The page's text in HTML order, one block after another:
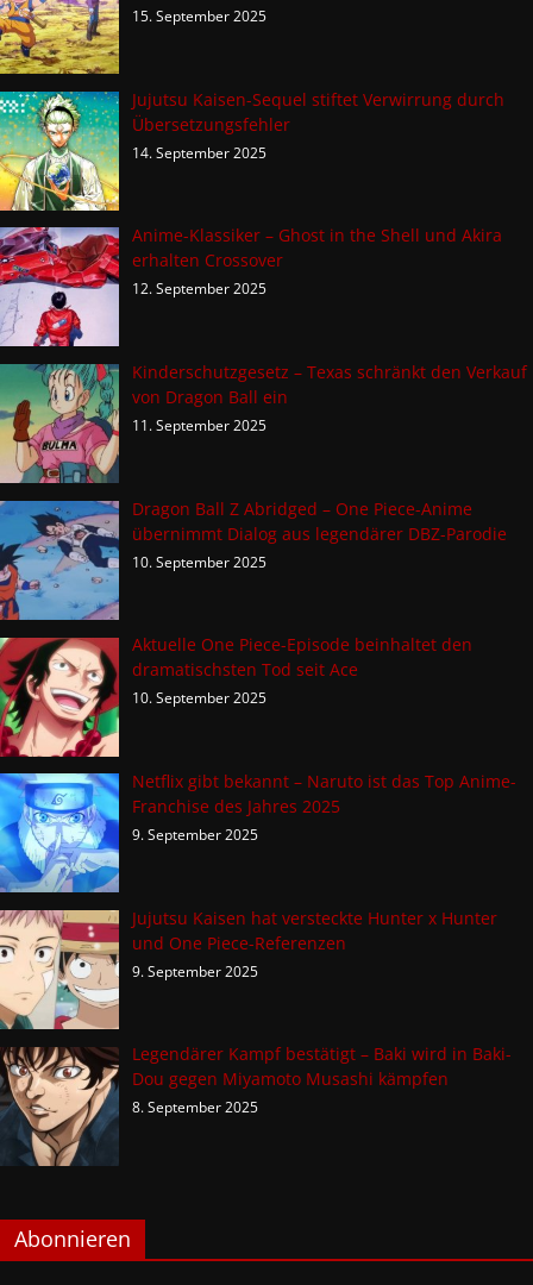
15. September 2025
Jujutsu Kaisen-Sequel stiftet Verwirrung durch
Übersetzungsfehler
14. September 2025
Anime-Klassiker – Ghost in the Shell und Akira
erhalten Crossover
12. September 2025
Kinderschutzgesetz – Texas schränkt den Verkauf
von Dragon Ball ein
11. September 2025
Dragon Ball Z Abridged – One Piece-Anime
übernimmt Dialog aus legendärer DBZ-Parodie
10. September 2025
Aktuelle One Piece-Episode beinhaltet den
dramatischsten Tod seit Ace
10. September 2025
Netflix gibt bekannt – Naruto ist das Top Anime-
Franchise des Jahres 2025
9. September 2025
Jujutsu Kaisen hat versteckte Hunter x Hunter
und One Piece-Referenzen
9. September 2025
Legendärer Kampf bestätigt – Baki wird in Baki-
Dou gegen Miyamoto Musashi kämpfen
8. September 2025
Abonnieren